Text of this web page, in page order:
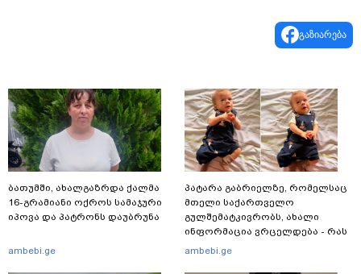
გაზიარება
ბათუმში, ახალგაზრდა ქალმა
16-გრამიანი ოქროს სამაჯური
იპოვა და პატრონს დაუბრუნა
ambebi.ge
პატარა გაბრიელზე, რომელსაც
მთელი საქართველო
გულშემატკივრობს, ახალი
ინფორმაცია ვრცელდება - რას
წერს ბიჭუნას დედა?
ambebi.ge